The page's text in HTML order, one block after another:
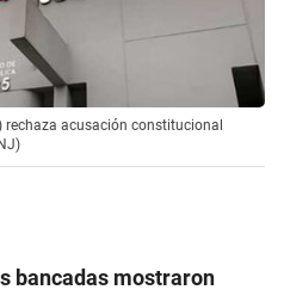
acusación constitucional
bancadas mostraron